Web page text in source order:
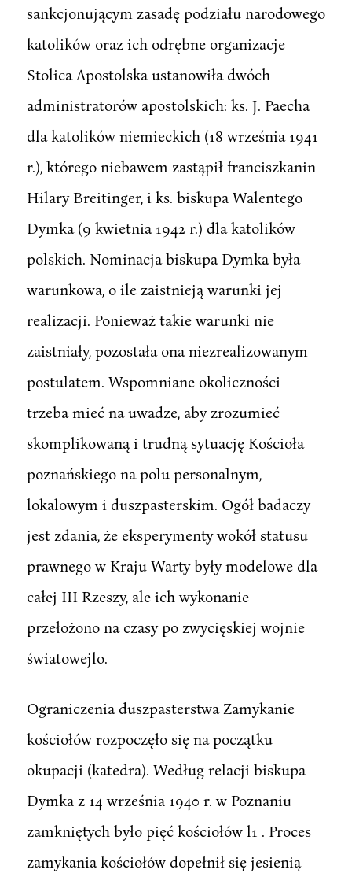
sankcjonującym zasadę podziału narodowego
katolików oraz ich odrębne organizacje
Stolica Apostolska ustanowiła dwóch
administratorów apostolskich: ks. J. Paecha
dla katolików niemieckich (18 września 1941
r.), którego niebawem zastąpił franciszkanin
Hilary Breitinger, i ks. biskupa Walentego
Dymka (9 kwietnia 1942 r.) dla katolików
polskich. Nominacja biskupa Dymka była
warunkowa, o ile zaistnieją warunki jej
realizacji. Ponieważ takie warunki nie
zaistniały, pozostała ona niezrealizowanym
postulatem. Wspomniane okoliczności
trzeba mieć na uwadze, aby zrozumieć
skomplikowaną i trudną sytuację Kościoła
poznańskiego na polu personalnym,
lokalowym i duszpasterskim. Ogół badaczy
jest zdania, że eksperymenty wokół statusu
prawnego w Kraju Warty były modelowe dla
całej III Rzeszy, ale ich wykonanie
przełożono na czasy po zwycięskiej wojnie
światowejlo.
Ograniczenia duszpasterstwa Zamykanie
kościołów rozpoczęło się na początku
okupacji (katedra). Według relacji biskupa
Dymka z 14 września 1940 r. w Poznaniu
zamkniętych było pięć kościołów l1 . Proces
zamykania kościołów dopełnił się jesienią